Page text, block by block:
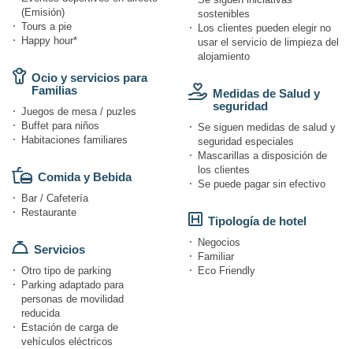
(Emisión)
Tours a pie
Happy hour*
Ocio y servicios para
Familias
Juegos de mesa / puzles
Buffet para niños
Habitaciones familiares
Comida y Bebida
Bar / Cafetería
Restaurante
Servicios
Otro tipo de parking
Parking adaptado para
personas de movilidad
reducida
Estación de carga de
vehículos eléctricos
sostenibles
Los clientes pueden elegir no
usar el servicio de limpieza del
alojamiento
Medidas de Salud y
seguridad
Se siguen medidas de salud y
seguridad especiales
Mascarillas a disposición de
los clientes
Se puede pagar sin efectivo
Tipología de hotel
Negocios
Familiar
Eco Friendly